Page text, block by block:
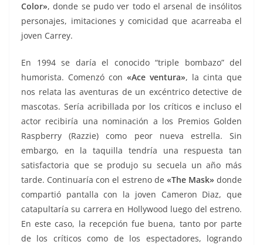
Color», donde se pudo ver todo el arsenal de insólitos
personajes, imitaciones y comicidad que acarreaba el
joven Carrey.
En 1994 se daría el conocido “triple bombazo” del
humorista. Comenzó con «Ace ventura», la cinta que
nos relata las aventuras de un excéntrico detective de
mascotas. Sería acribillada por los críticos e incluso el
actor recibiría una nominación a los Premios Golden
Raspberry (Razzie) como peor nueva estrella. Sin
embargo, en la taquilla tendría una respuesta tan
satisfactoria que se produjo su secuela un año más
tarde. Continuaría con el estreno de «The Mask» donde
compartió pantalla con la joven Cameron Diaz, que
catapultaría su carrera en Hollywood luego del estreno.
En este caso, la recepción fue buena, tanto por parte
de los críticos como de los espectadores, logrando